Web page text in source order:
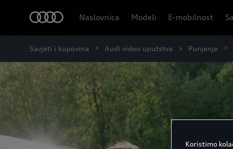
Naslovnica Modeli E-mobilnost
Savjeti i kupovina Audi video uputstva Punjenje
Koristimo